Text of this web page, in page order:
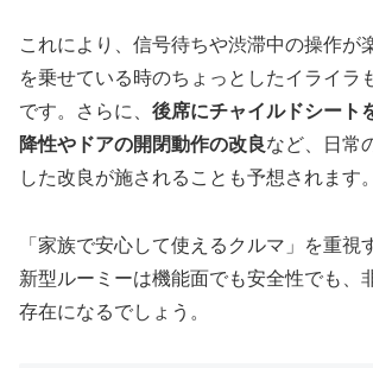
これにより、信号待ちや渋滞中の操作が
を乗せている時のちょっとしたイライラ
です。さらに、 後席にチャイルドシート
降性やドアの開閉動作の改良など、日常
した改良が施されることも予想されます。
「家族で安心して使えるクルマ」を重視
新型ルーミーは機能面でも安全性でも、
存在になるでしょう。